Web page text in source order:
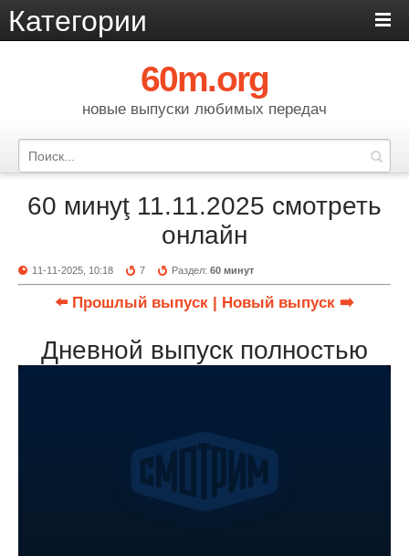
Категории
60m.org
новые выпуски любимых передач
60 минуţ 11.11.2025 смотреть
онлайн
11-11-2025, 10:18 7 Раздел:60 минут
⬅️ Прошлый выпуск | Новый выпуск ➡️
Дневной выпуск полностью